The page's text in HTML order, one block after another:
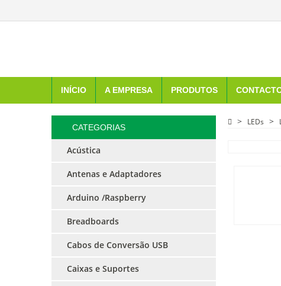
INÍCIO A EMPRESA PRODUTOS
CATEGORIAS
Acústica
Antenas e Adaptadores
Arduino /Raspberry
Breadboards
Cabos de Conversão USB
Caixas e Suportes
LEDs